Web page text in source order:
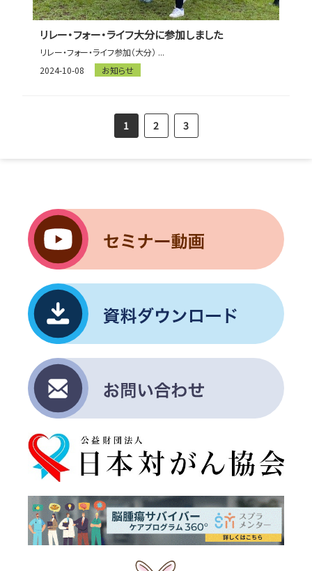
リレー・フォー・ライフ大分に参加しました
リレー・フォー・ライフ参加（大分） ...
2024-10-08
お知らせ
1 2 3